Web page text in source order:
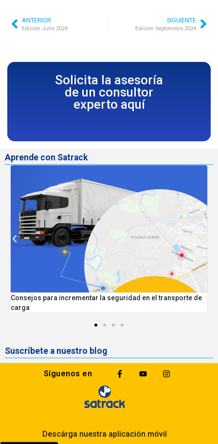
ANTERIOR
Edición Julio 2024
SIGUIENTE
Edición Septiembre 2024
Solicita la asesoría
de un consultor
experto aquí
Aprende con Satrack
incrementar la seguridad en el transporte de
Mejores
Suscríbete a nuestro blog
Síguenos en
Descárga nuestra aplicación móvil